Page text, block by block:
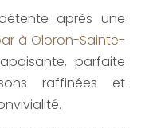
après une
à Oloron-Sainte-
parfaite
raffinées et